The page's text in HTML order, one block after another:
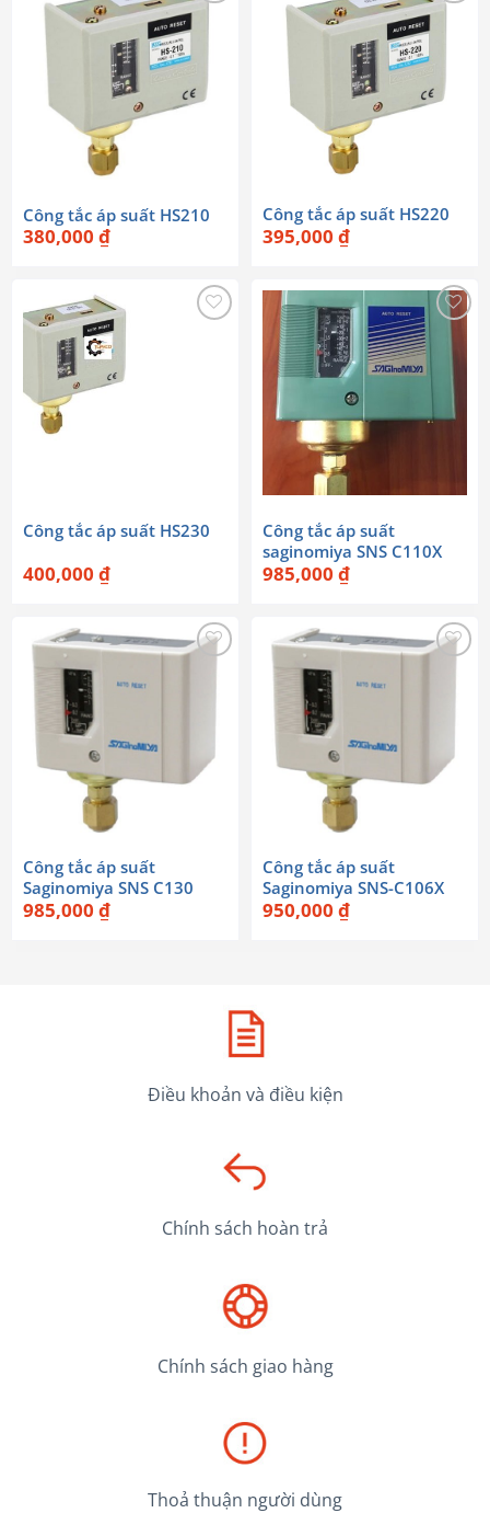
Công tắc áp suất HS210
380,000 ₫
Công tắc áp suất HS220
395,000 ₫
Công tắc áp suất HS230
400,000 ₫
Công tắc áp suất
saginomiya SNS C110X
985,000 ₫
Công tắc áp suất
Saginomiya SNS C130
985,000 ₫
Công tắc áp suất
Saginomiya SNS-C106X
950,000 ₫
Điều khoản và điều kiện
Chính sách hoàn trả
Chính sách giao hàng
Thoả thuận người dùng